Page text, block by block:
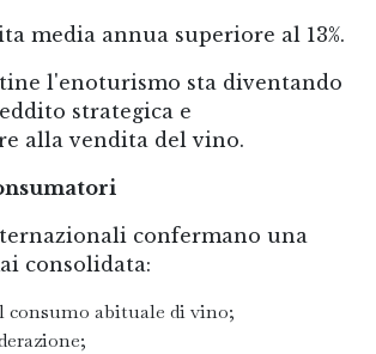
media annua superiore al 13%.
l'enoturismo sta diventando
strategica e
alla vendita del vino.
confermano una
consolidata:
consumo abituale di vino;